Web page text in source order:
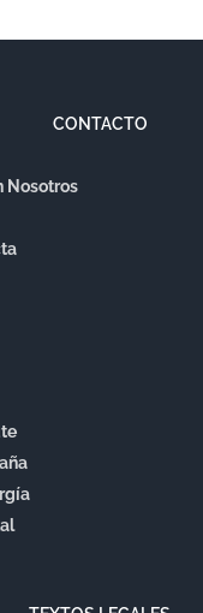
CONTACTO
Nosotros